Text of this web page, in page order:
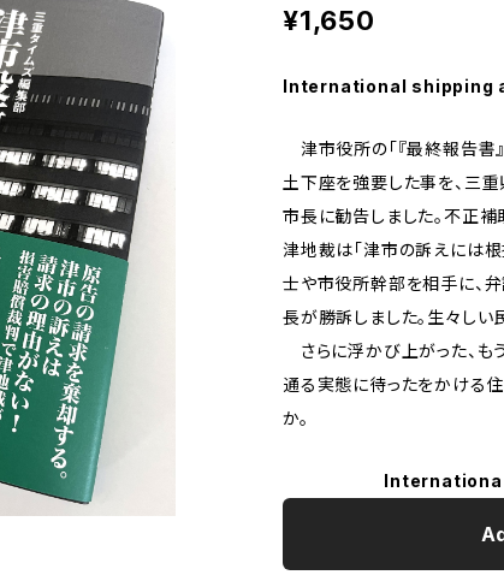
¥1,650
International shipping
津市役所の「『最終報告書
土下座を強要した事を、三
市長に勧告しました。不正
津地裁は「津市の訴えには
士や市役所幹部を相手に、
長が勝訴しました。生々し
さらに浮かび上がった、も
通る実態に待ったをかける
か。